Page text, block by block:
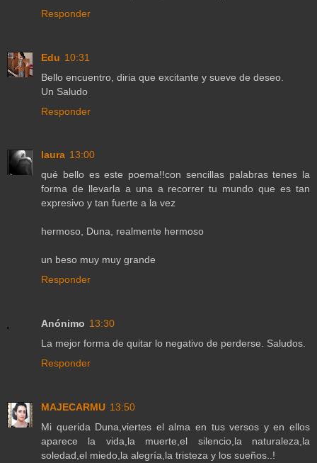
Responder
Edu 10:31
Bello encuentro, diria que excitante y sueve de deseo.
Un Saludo
Responder
laura 13:00
qué bello es este poema!!con sencillas palabras tenes la
forma de llevarla a una a recorrer tu mundo que es tan
expresivo y tan fuerte a la vez
hermoso, Duna, realmente hermoso
un beso muy muy grande
Responder
Anónimo 13:30
La mejor forma de quitar lo negativo de perderse. Saludos.
Responder
MAJECARMU 13:50
Mi querida Duna,viertes el alma en tus versos y en ellos
aparece la vida,la muerte,el silencio,la naturaleza,la
soledad,el miedo,la alegría,la tristeza y los sueños..!